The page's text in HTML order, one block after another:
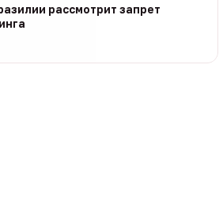
рассмотрит запрет